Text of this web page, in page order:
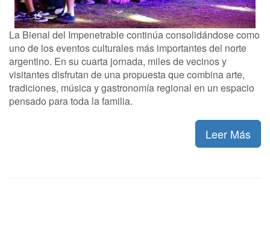
La Bienal del Impenetrable continúa consolidándose como
uno de los eventos culturales más importantes del norte
argentino. En su cuarta jornada, miles de vecinos y
visitantes disfrutan de una propuesta que combina arte,
tradiciones, música y gastronomía regional en un espacio
pensado para toda la familia.
Leer Más